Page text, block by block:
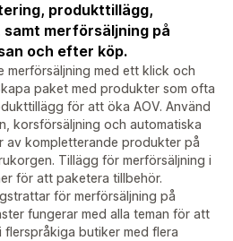
produkttillägg,
merförsäljning på
och efter köp.
med ett klick och
paket med produkter som ofta
för att öka AOV. Använd
korsförsäljning och automatiska
av kompletterande produkter på
Tillägg för merförsäljning i
för att paketera tillbehör.
för merförsäljning på
fungerar med alla teman för att
butiker med flera